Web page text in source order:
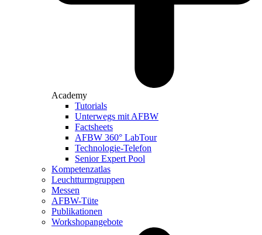
Academy
Tutorials
Unterwegs mit AFBW
Factsheets
AFBW 360° LabTour
Technologie-Telefon
Senior Expert Pool
Kompetenzatlas
Leuchtturm­gruppen
Messen
AFBW-Tüte
Publikationen
Workshopangebote